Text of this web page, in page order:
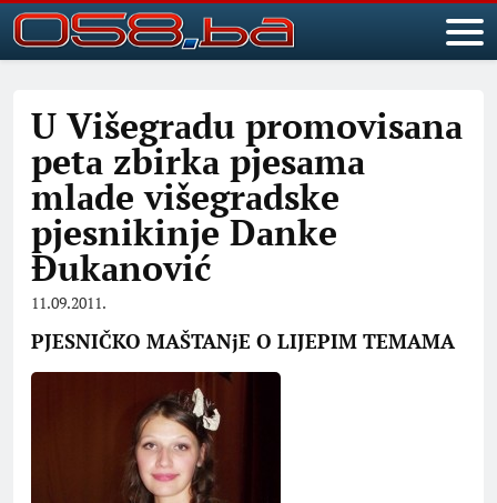
U Višegrаdu promovisаnа
petа zbirkа pjesаmа
mlаde višegrаdske
pjesnikinje Dаnke
Đukаnović
11.09.2011.
PJESNIČKO MAŠTANjE O LIJEPIM TEMAMA